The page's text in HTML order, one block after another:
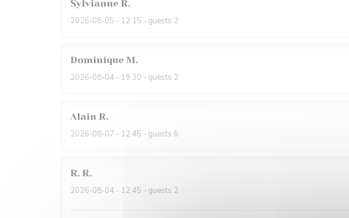
Sylvianne R
2026-08-05 - 12:15 - guests 2
Dominique M
2026-08-04 - 19:30 - guests 2
Alain R
2026-08-07 - 12:45 - guests 6
R. R
2026-08-04 - 12:45 - guests 2